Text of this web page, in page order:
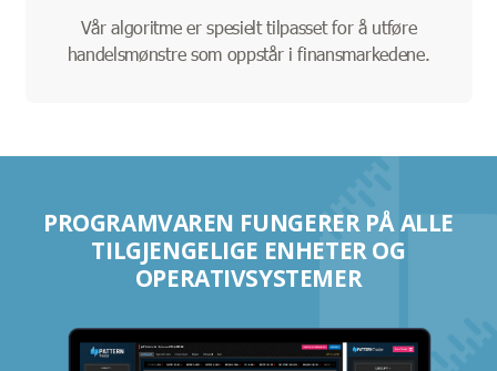
Vår algoritme er spesielt tilpasset for å utføre
handelsmønstre som oppstår i finansmarkedene.
PROGRAMVAREN FUNGERER PÅ ALLE
TILGJENGELIGE ENHETER OG
OPERATIVSYSTEMER